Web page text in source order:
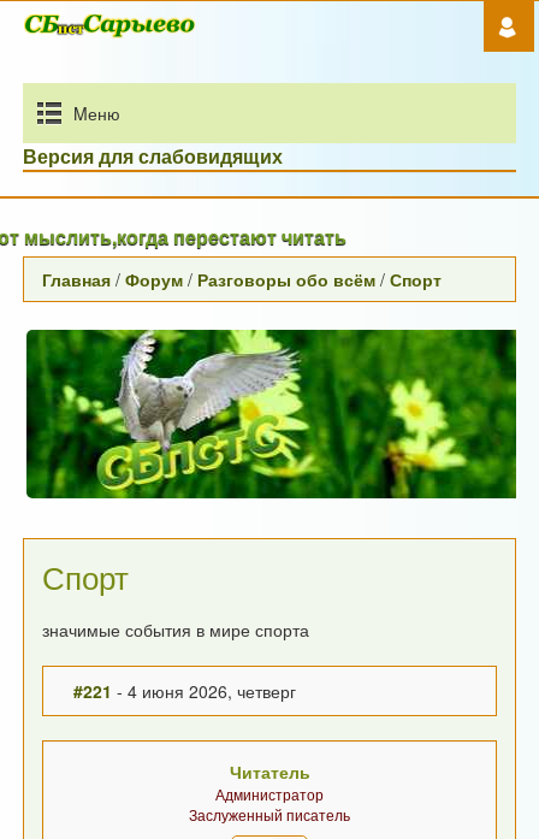
Mеню
Версия для слабовидящих
перестают читать
Главная /Форум / Разговоры обо всём /Спорт
Спорт
значимые события в мире спорта
#221 - 4 июня 2026, четверг
Читатель
Администратор
Заслуженный писатель